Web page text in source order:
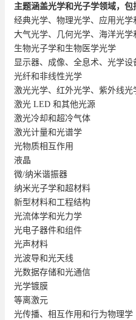
主题涵盖光学和光子学领域，包
经典光学、物理光学、应用光学
大气光学、几何光学、海洋光学
生物光子学和生物医学光学
显示器、成像、全息术、光学
光纤和非线性光学
激光光学、红外光学、紫外线
激光 LED 和其他光源
激光冷却和超冷气体
激光计量和光谱学
光物质相互作用
液晶
微/纳米谐振器
纳米光子学和超材料
新型材料和工程结构
光流体学和光力学
光电子器件和组件
光声材料
光波导和光天线
光数据存储和光通信
光学镀膜
等离激元
光传播、相互作用和行为物理学